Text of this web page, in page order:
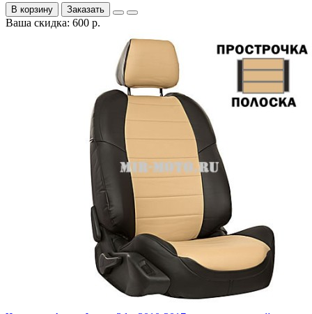
В корзину Заказать
Ваша скидка: 600 р.